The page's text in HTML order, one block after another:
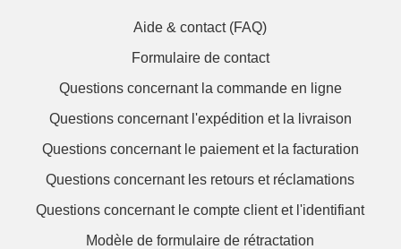
Aide & contact (FAQ)
Formulaire de contact
Questions concernant la commande en ligne
Questions concernant l'expédition et la livraison
Questions concernant le paiement et la facturation
Questions concernant les retours et réclamations
Questions concernant le compte client et l'identifiant
Modèle de formulaire de rétractation